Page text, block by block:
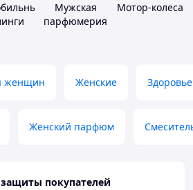
Мужская
парфюмерия
Мотор-колеса
женщин Женские Здоровье
Женский парфюм
покупателей